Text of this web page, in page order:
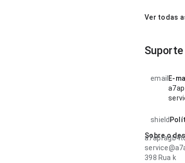
Ver todas
email E-
shield
Sobre o
398 Rua k